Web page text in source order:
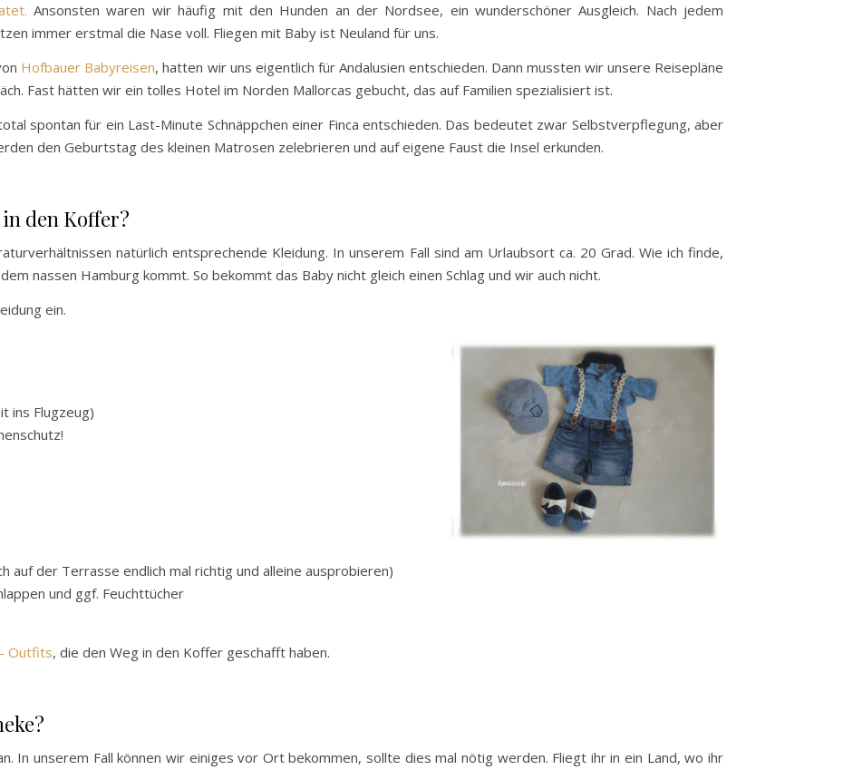
Ansonsten waren wir häufig mit den Hunden an der Nordsee, ein wunderschöner Ausgleich. Nach jedem
immer erstmal die Nase voll. Fliegen mit Baby ist Neuland für uns.
Hofbauer Babyreisen, hatten wir uns eigentlich für Andalusien entschieden. Dann mussten wir unsere Reisepläne
Fast hätten wir ein tolles Hotel im Norden Mallorcas gebucht, das auf Familien spezialisiert ist.
spontan für ein Last-Minute Schnäppchen einer Finca entschieden. Das bedeutet zwar Selbstverpflegung, aber
den Geburtstag des kleinen Matrosen zelebrieren und auf eigene Faust die Insel erkunden.
den Koffer?
natürlich entsprechende Kleidung. In unserem Fall sind am Urlaubsort ca. 20 Grad. Wie ich finde,
nassen Hamburg kommt. So bekommt das Baby nicht gleich einen Schlag und wir auch nicht.
ein.
ins Flugzeug)
auf der Terrasse endlich mal richtig und alleine ausprobieren)
und ggf. Feuchttücher
Outfits, die den Weg in den Koffer geschafft haben.
In unserem Fall können wir einiges vor Ort bekommen, sollte dies mal nötig werden. Fliegt ihr in ein Land, wo ihr